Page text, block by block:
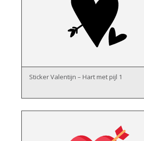
Sticker Valentijn – Hart met pijl 1